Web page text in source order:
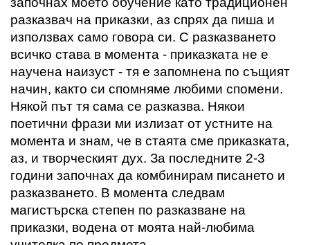
разказвач на приказки, аз спрях да пиша и
използвах само говора си. С разказването
всичко става в момента - приказката не е
научена наизуст - тя е запомнена по същият
начин, както си спомняме любими спомени.
Някой път тя сама се разказва. Някои
поетични фрази ми излизат от устните на
момента и знам, че в стаята сме приказката,
аз, и творческият дух. За последните 2-3
години започнах да комбинирам писането и
разказването. В момента следвам
магистърска степен по разказване на
приказки, водена от моята най-любима